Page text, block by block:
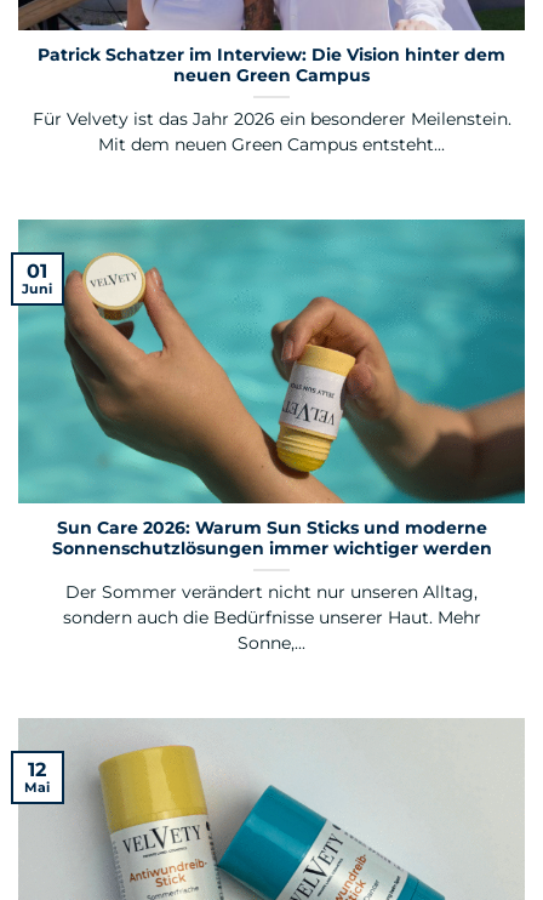
Patrick Schatzer im Interview: Die Vision hinter dem
neuen Green Campus
Für Velvety ist das Jahr 2026 ein besonderer Meilenstein.
Mit dem neuen Green Campus entsteht...
Sun Care 2026: Warum Sun Sticks und moderne
Sonnenschutzlösungen immer wichtiger werden
Der Sommer verändert nicht nur unseren Alltag,
sondern auch die Bedürfnisse unserer Haut. Mehr
Sonne,...
01
Juni
12
Mai